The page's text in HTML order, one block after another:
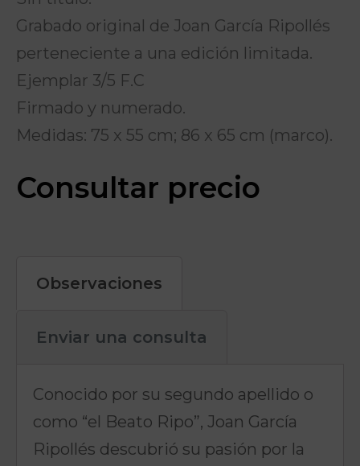
Grabado original de Joan García Ripollés
perteneciente a una edición limitada.
Ejemplar 3/5 F.C
Firmado y numerado.
Medidas: 75 x 55 cm; 86 x 65 cm (marco).
Consultar precio
Observaciones
Enviar una consulta
Conocido por su segundo apellido o
como “el Beato Ripo”, Joan García
Ripollés descubrió su pasión por la